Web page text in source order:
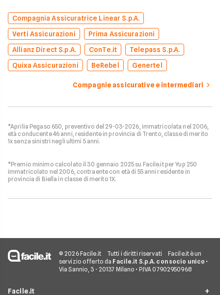
Compagnia Assicuratrice Linear S.p.A.
Verti Assicurazioni
Prima Assicurazioni
Allianz Direct S.p.A.
ConTe.it
Telepass S.p.A.
Quixa Assicurazioni
BeRebel Genertel
Compagnie assicurative e intermediari
*Aprilia Pegaso 650, preventivo del 29-03-2026, immatricolata nel 2006,
età conducente 46 anni, residente in provincia di Trento, classe di merito
1x senza sinistri negli ultimi 5 anni.
*Premio minimo calcolato il 30 gennaio 2025 su Facile.it per Yup 250
immatricolato nel 2006, contraente con età di 55 anni residente in
provincia di Biella in classe di merito 1X.
© 2026 Facile.it Tutti i diritti riservati
Facile.it è un
servizio offerto da Facile.it S.p.A. con socio unico •
Via Sannio, 3 - 20137 Milano • P.IVA 07902950968
Facile.it